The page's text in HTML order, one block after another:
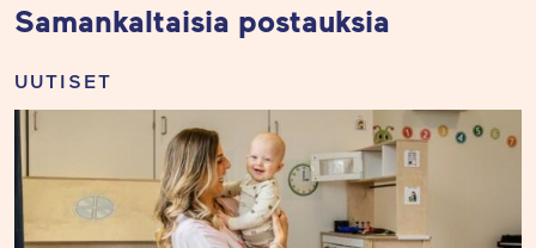
Samankaltaisia postauksia
UUTISET